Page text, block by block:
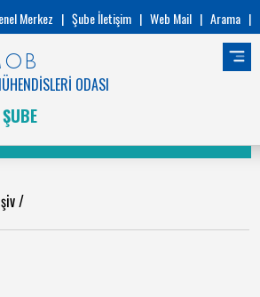
Merkez | Şube İletişim | Web Mail | Arama |
ODASI
/